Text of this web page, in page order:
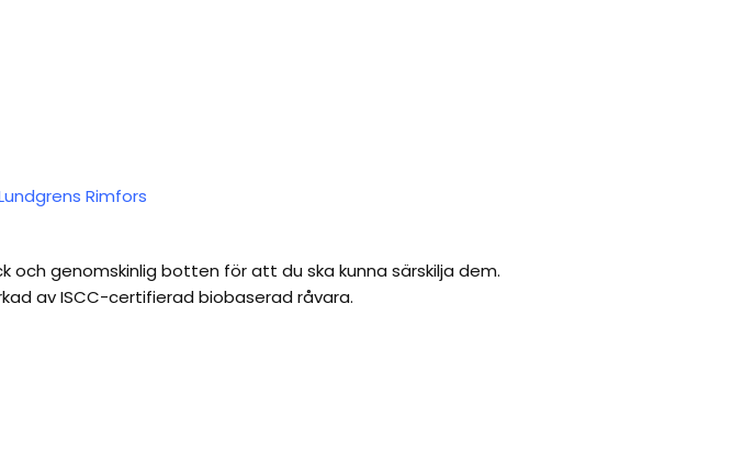
Rimfors
och genomskinlig botten för att du ska kunna särskilja dem.
av ISCC-certifierad biobaserad råvara.